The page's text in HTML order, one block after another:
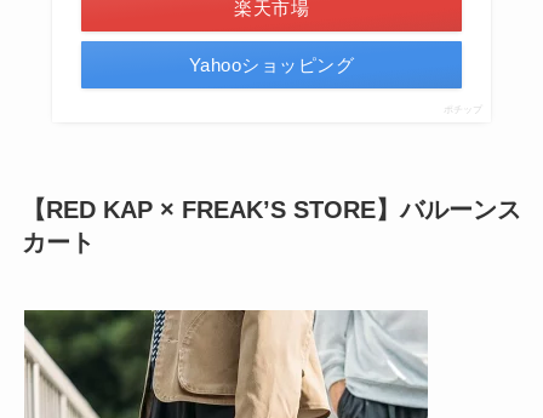
楽天市場
Yahooショッピング
ポチップ
【RED KAP × FREAK’S STORE】バルーンス
カート